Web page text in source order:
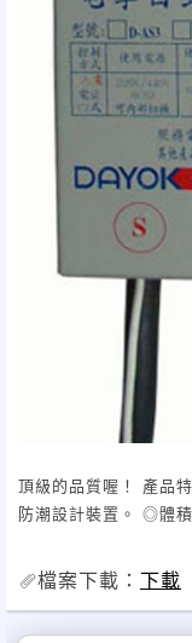
頂級的品質喔！ 產品
防潮設計裝置。 ◎體
引弧快速；且無接點
檔案下載： 下載